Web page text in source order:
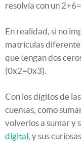
resolvía con un
En realidad, si no
matrículas
que tengan dos
(0x2=0x3).
Con los dígitos de
cuentas, como
volverlos a sumar y
digital, y sus